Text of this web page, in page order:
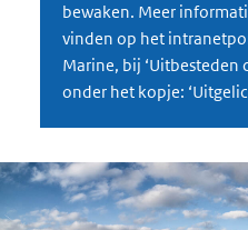
bewaken. Meer
vinden op het
Marine, bij ‘Uitbesteden
onder het kopje: